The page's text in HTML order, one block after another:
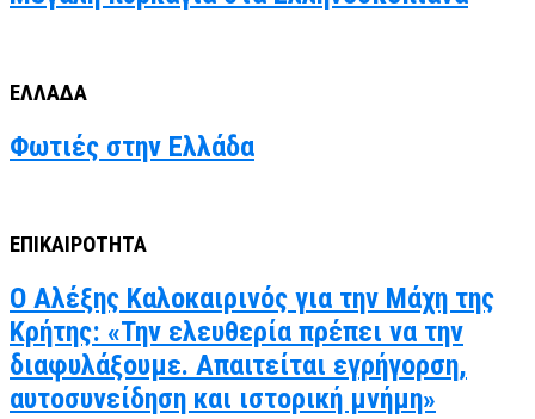
ΕΛΛΑΔΑ
Φωτιές στην Ελλάδα
ΕΠΙΚΑΙΡΟΤΗΤΑ
Ο Αλέξης Καλοκαιρινός για την Μάχη της
Κρήτης: «Την ελευθερία πρέπει να την
διαφυλάξουμε. Απαιτείται εγρήγορση,
αυτοσυνείδηση και ιστορική μνήμη»